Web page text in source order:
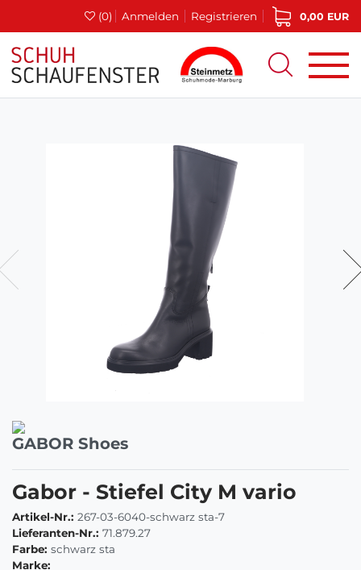
(0) Anmelden Registrieren 0,00 EUR
GABOR Shoes
Gabor - Stiefel City M vario
Artikel-Nr.: 267-03-6040-schwarz sta-7
Lieferanten-Nr.: 71.879.27
Farbe: schwarz sta
Marke: